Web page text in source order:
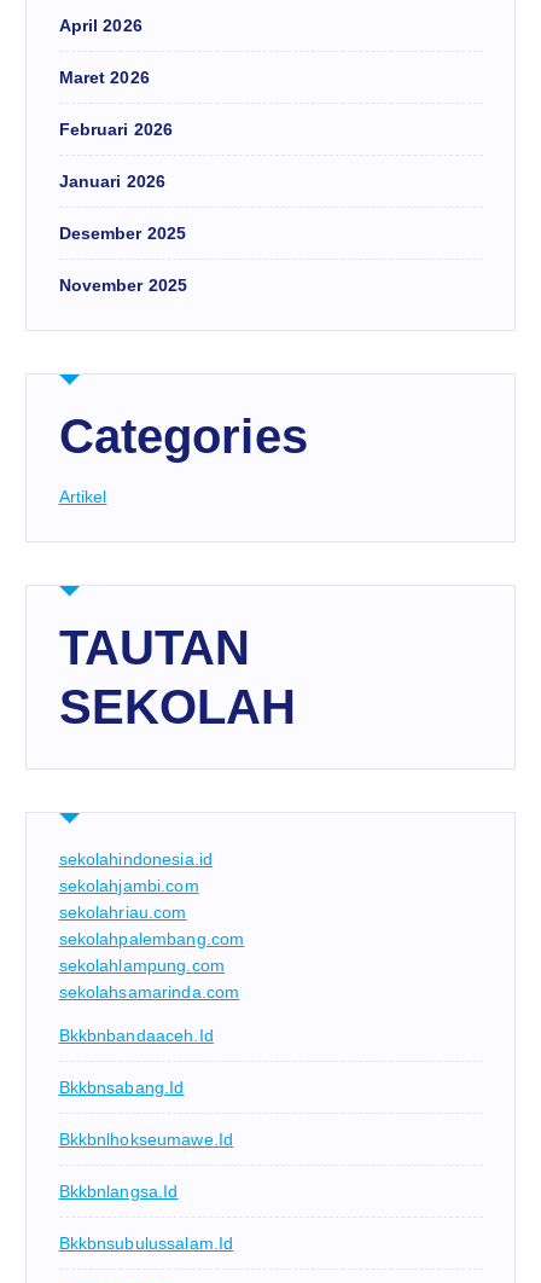
April 2026
Maret 2026
Februari 2026
Januari 2026
Desember 2025
November 2025
Categories
Artikel
TAUTAN
SEKOLAH
sekolahindonesia.id
sekolahjambi.com
sekolahriau.com
sekolahpalembang.com
sekolahlampung.com
sekolahsamarinda.com
Bkkbnbandaaceh.id
Bkkbnsabang.id
Bkkbnlhokseumawe.id
Bkkbnlangsa.id
Bkkbnsubulussalam.id